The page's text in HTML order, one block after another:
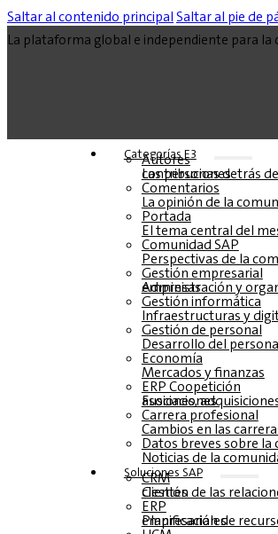
Saltar al contenido principalSaltar al pie de
La plataforma global e independiente para la
Categorías E3
Autores
Las personas detrás de las contribuciones
Comentarios
La opinión de la
Portada
El tema central del
Comunidad SAP
Perspectivas de la
Gestión empresarial
Administración y organización de empresas
Gestión informática
Infraestructuras y
Gestión de personal
Desarrollo del
Economía
Mercados y finanzas
ERP Coopetición
Fusiones, adquisiciones y asociaciones
Carrera profesional
Cambios en las
Datos breves sobre la
Noticias de la
Soluciones‎‎ SAP
CRM
Gestión de las relaciones con los clientes
ERP
Planificación de recursos empresariales